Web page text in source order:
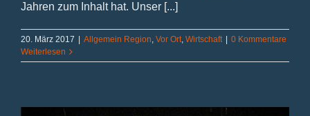
Jahren zum Inhalt hat. Unser [...]
20. März 2017 Allgemein Region, Vor Ort, Wirtschaft
0 Kommentare
Weiterlesen